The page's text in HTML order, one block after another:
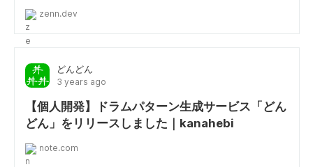
zenn.dev
どんどん
3 years ago
【個人開発】ドラムパターン生成サービス「どん
どん」をリリースしました｜kanahebi
note.com